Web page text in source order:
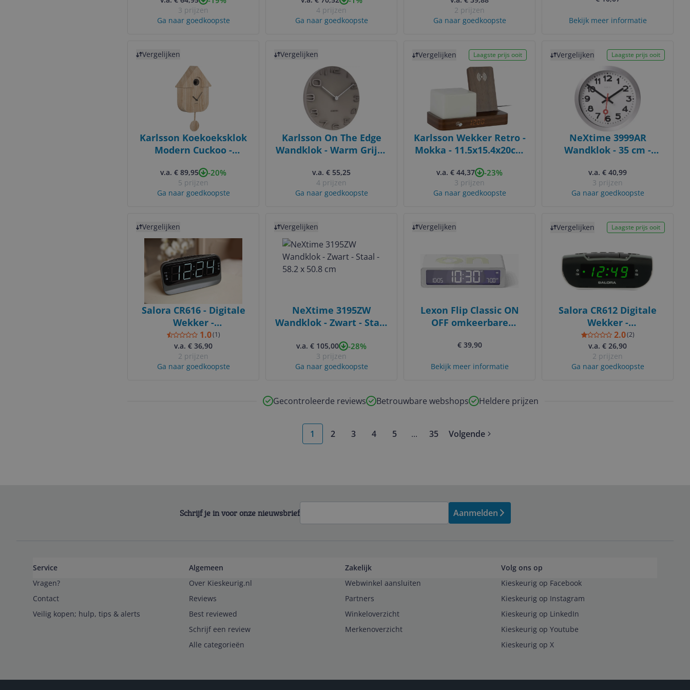
3 prijzen
Ga naar goedkoopste
4 prijzen
Ga naar goedkoopste
White noise - Digitale
wekker
2 prijzen
Ga naar goedkoopste
Bekijk meer informatie
Vergelijken
Karlsson Koekoeksklok
Modern Cuckoo -
- Wandklok Modern
v.a. € 89,95 -20%
5 prijzen
Ga naar goedkoopste
Vergelijken
Karlsson On The Edge
Wandklok - Warm Grijs -
v.a. € 55,25
4 prijzen
Ga naar goedkoopste
Vergelijken Laagste prijs ooit
Karlsson Wekker Retro -
Mokka - 11.5x15.4x20cm
slaapkamer
v.a. € 44,37 -23%
3 prijzen
Ga naar goedkoopste
Vergelijken Laagste prijs ooit
NeXtime 3999AR
Wandklok - 35 cm -
v.a. € 40,99
3 prijzen
Ga naar goedkoopste
Vergelijken
Salora CR616 - Digitale
Wekker -
Zwart/Grijs/Wit - LED
Display
1.0(1)
v.a. € 36,90
2 prijzen
Ga naar goedkoopste
Vergelijken
NeXtime 3195ZW
Wandklok - Zwart - Staal
v.a. € 105,00 -28%
3 prijzen
Ga naar goedkoopste
Vergelijken
Lexon Flip Classic ON
OFF omkeerbare
€ 39,90
Bekijk meer informatie
Vergelijken Laagste prijs ooit
Salora CR612 Digitale
Wekker -
Zwart/Grijs/Wit
2.0(2)
v.a. € 26,90
2 prijzen
Ga naar goedkoopste
Gecontroleerde reviews Betrouwbare webshops Heldere prijzen
1 2 3 4 5 ...More pages
35 Volgende
Schrijf je in voor onze nieuwsbrief Aanmelden
Service
Vragen?
Contact
Veilig kopen; hulp, tips & alerts
Algemeen
Over Kieskeurig.nl
Reviews
Best reviewed
Schrijf een review
Alle categorieën
Zakelijk
Webwinkel aansluiten
Partners
Winkeloverzicht
Merkenoverzicht
Volg ons op
Kieskeurig op Facebook
Kieskeurig op Instagram
Kieskeurig op LinkedIn
Kieskeurig op Youtube
Kieskeurig op X